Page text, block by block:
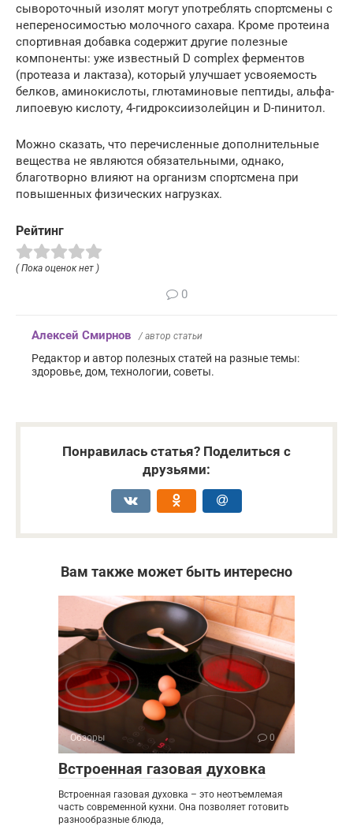
сывороточный изолят могут употреблять спортсмены с
непереносимостью молочного сахара. Кроме протеина
спортивная добавка содержит другие полезные
компоненты: уже известный D complex ферментов
(протеаза и лактаза), который улучшает усвояемость
белков, аминокислоты, глютаминовые пептиды, альфа-
липоевую кислоту, 4-гидроксиизолейцин и D-пинитол.
Можно сказать, что перечисленные дополнительные
вещества не являются обязательными, однако,
благотворно влияют на организм спортсмена при
повышенных физических нагрузках.
Рейтинг
( Пока оценок нет )
0
Алексей Смирнов / автор статьи
Редактор и автор полезных статей на разные темы:
здоровье, дом, технологии, советы.
Понравилась статья? Поделиться с
друзьями:
Вам также может быть интересно
Обзоры 0
Встроенная газовая духовка
Встроенная газовая духовка – это неотъемлемая
часть современной кухни. Она позволяет готовить
разнообразные блюда,